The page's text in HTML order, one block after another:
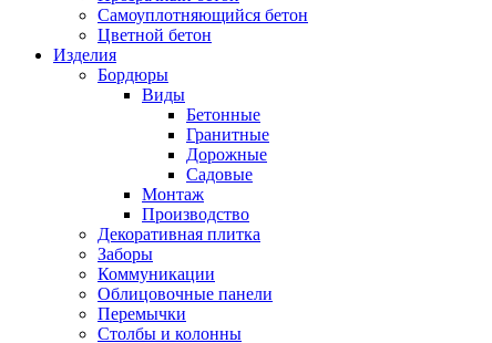
Самоуплотняющийся бетон
Цветной бетон
Изделия
Бордюры
Виды
Бетонные
Гранитные
Дорожные
Садовые
Монтаж
Производство
Декоративная плитка
Заборы
Коммуникации
Облицовочные панели
Перемычки
Столбы и колонны